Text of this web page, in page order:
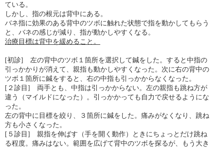
ている。
しかし、指の根元は背中にある。
バネ指に効果のある背中のツボに触れた状態で指を動かしてもらう
と、バネの感じが減り、指が動かしやすくなる。
治療目標は背中を緩めること。
[初診] 左の背中のツボ１箇所を選択して鍼をした。すると中指の
引っかかりが消えて、親指も動かしやすくなった。次に右の背中の
ツボ１箇所に鍼をすると、右の中指も引っかからなくなった。
[２診目] 両手とも、中指は引っかからない。左の親指も跳ね方が
違う（マイルドになった）。引っかかっても自力で戻せるようにな
った。
左の背中に目標を絞り、３箇所に鍼をした。痛みがなくなり、跳ね
方も小さくなった。
[５診目] 親指を伸ばす（手を開く動作）ときにちょっとだけ跳ね
る程度。痛みはない。範囲を広げて背中のツボを探るが、もう大き